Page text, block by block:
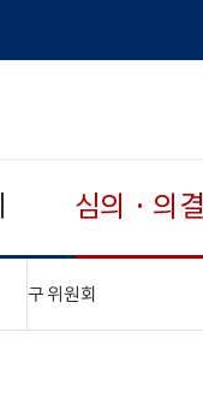
심의 · 의결
구 위원회